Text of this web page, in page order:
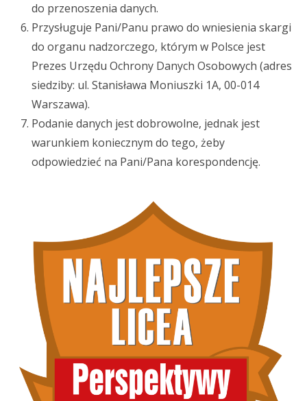
do przenoszenia danych.
Przysługuje Pani/Panu prawo do wniesienia skargi
do organu nadzorczego, którym w Polsce jest
Prezes Urzędu Ochrony Danych Osobowych (adres
siedziby: ul. Stanisława Moniuszki 1A, 00-014
Warszawa).
Podanie danych jest dobrowolne, jednak jest
warunkiem koniecznym do tego, żeby
odpowiedzieć na Pani/Pana korespondencję.